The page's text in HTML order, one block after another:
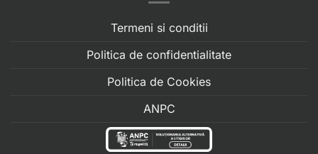
Termeni si conditii
Politica de confidentialitate
Politica de Cookies
ANPC